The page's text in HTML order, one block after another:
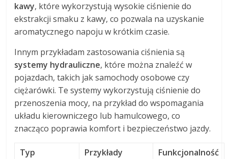
kawy, które wykorzystują wysokie ciśnienie do
ekstrakcji smaku z kawy, co pozwala na uzyskanie
aromatycznego napoju w krótkim czasie.
Innym przykładam zastosowania ciśnienia są
systemy hydrauliczne, które można znaleźć w
pojazdach, takich jak samochody osobowe czy
ciężarówki. Te systemy wykorzystują ciśnienie do
przenoszenia mocy, na przykład do wspomagania
układu kierowniczego lub hamulcowego, co
znacząco poprawia komfort i bezpieczeństwo jazdy.
Typ
Przykłady Funkcjonalność